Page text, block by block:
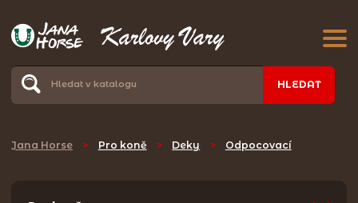
HLEDAT
Jana Horse > Pro koně > Deky > Odpocovací